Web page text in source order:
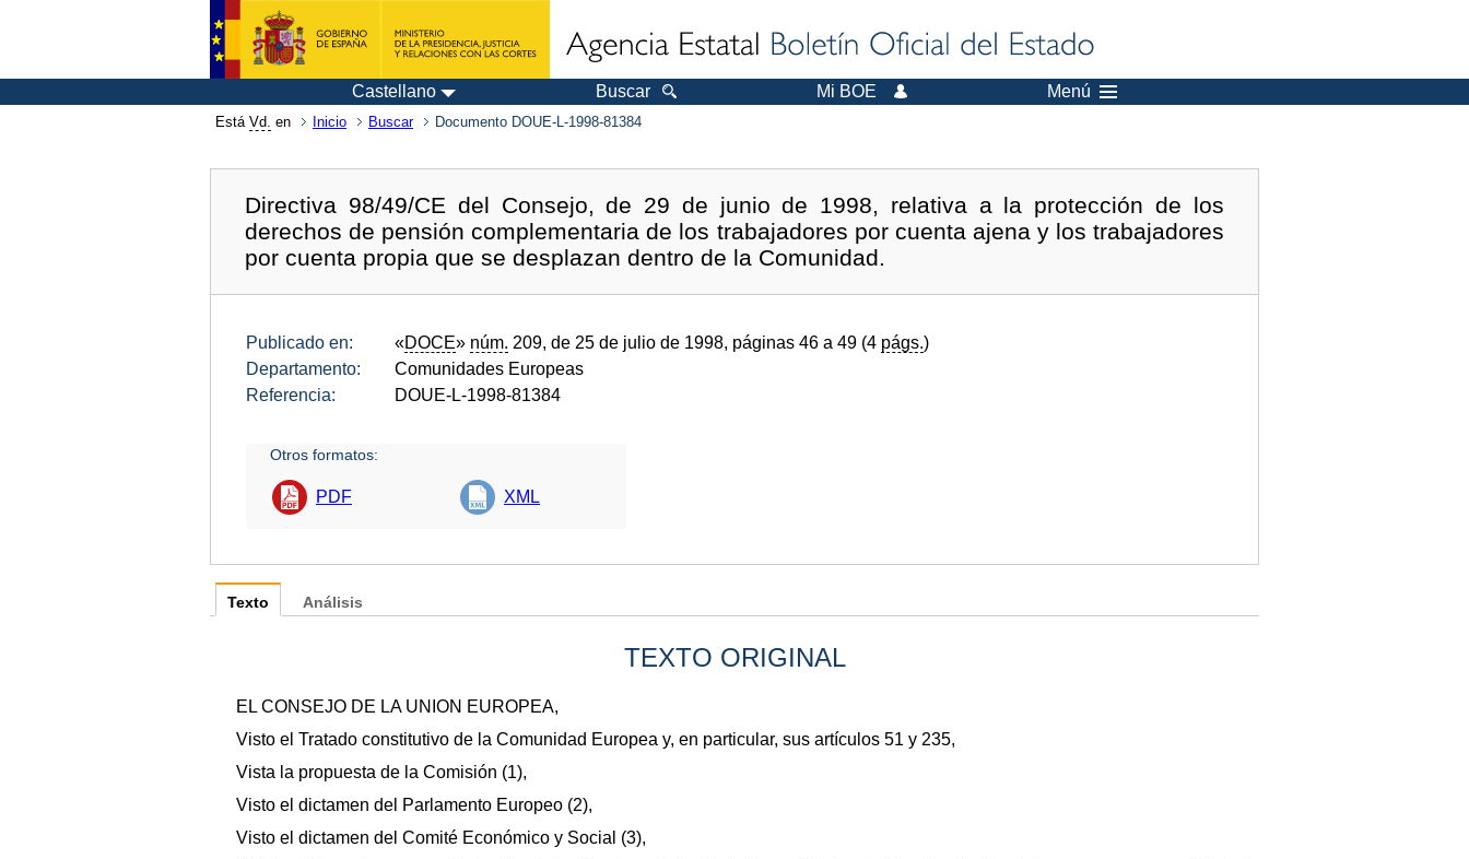
Castellano Buscar Mi BOE Menú
Está Vd. en Inicio Buscar Documento DOUE-L-1998-81384
Directiva 98/49/CE del Consejo, de 29 de junio de 1998, relativa a la protección de los
derechos de pensión complementaria de los trabajadores por cuenta ajena y los trabajadores
por cuenta propia que se desplazan dentro de la Comunidad.
Publicado en: «DOCE» núm. 209, de 25 de julio de 1998, páginas 46 a 49 (4 págs.)
Departamento:
Comunidades Europeas
Referencia:
DOUE-L-1998-81384
Otros formatos:
PDF XML
Texto
TEXTO ORIGINAL
EL CONSEJO DE LA UNION EUROPEA,
Visto el Tratado constitutivo de la Comunidad Europea y, en particular, sus artículos 51 y 235,
Vista la propuesta de la Comisión (1),
Visto el dictamen del Parlamento Europeo (2),
Visto el dictamen del Comité Económico y Social (3),
Análisis